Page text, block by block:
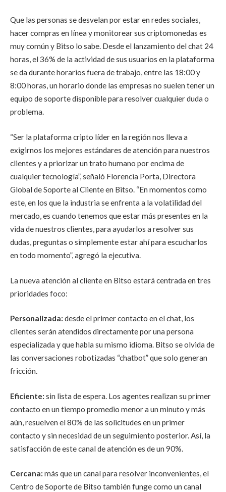
Que las personas se desvelan por estar en redes sociales,
hacer compras en línea y monitorear sus criptomonedas es
muy común y Bitso lo sabe. Desde el lanzamiento del chat 24
horas, el 36% de la actividad de sus usuarios en la plataforma
se da durante horarios fuera de trabajo, entre las 18:00 y
8:00 horas, un horario donde las empresas no suelen tener un
equipo de soporte disponible para resolver cualquier duda o
problema.
“Ser la plataforma cripto líder en la región nos lleva a
exigirnos los mejores estándares de atención para nuestros
clientes y a priorizar un trato humano por encima de
cualquier tecnología”, señaló Florencia Porta, Directora
Global de Soporte al Cliente en Bitso. “En momentos como
este, en los que la industria se enfrenta a la volatilidad del
mercado, es cuando tenemos que estar más presentes en la
vida de nuestros clientes, para ayudarlos a resolver sus
dudas, preguntas o simplemente estar ahí para escucharlos
en todo momento”, agregó la ejecutiva.
La nueva atención al cliente en Bitso estará centrada en tres
prioridades foco:
Personalizada: desde el primer contacto en el chat, los
clientes serán atendidos directamente por una persona
especializada y que habla su mismo idioma. Bitso se olvida de
las conversaciones robotizadas “chatbot” que solo generan
fricción.
Eficiente: sin lista de espera. Los agentes realizan su primer
contacto en un tiempo promedio menor a un minuto y más
aún, resuelven el 80% de las solicitudes en un primer
contacto y sin necesidad de un seguimiento posterior. Así, la
satisfacción de este canal de atención es de un 90%.
Cercana: más que un canal para resolver inconvenientes, el
Centro de Soporte de Bitso también funge como un canal